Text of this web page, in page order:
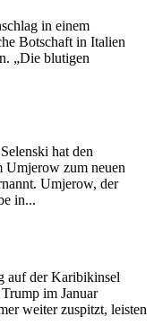
in einem
Botschaft in Italien
„Die blutigen
hat den
Umjerow zum neuen
Umjerow, der
in...
auf der Karibikinsel
im Januar
weiter zuspitzt, leisten